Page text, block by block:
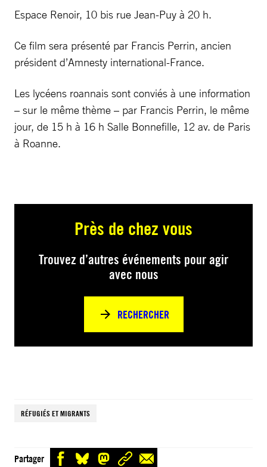
Espace Renoir, 10 bis rue Jean-Puy à 20 h.
Ce film sera présenté par Francis Perrin, ancien
président d’Amnesty international-France.
Les lycéens roannais sont conviés à une information
– sur le même thème – par Francis Perrin, le même
jour, de 15 h à 16 h Salle Bonnefille, 12 av. de Paris
à Roanne.
Près de chez vous
Trouvez d’autres événements pour agir
avec nous
RECHERCHER
RÉFUGIÉS ET MIGRANTS
Partager